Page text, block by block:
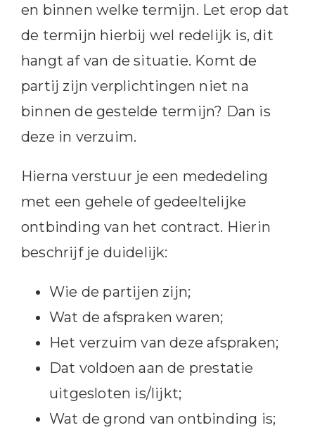
en binnen welke termijn. Let erop dat
de termijn hierbij wel redelijk is, dit
hangt af van de situatie. Komt de
partij zijn verplichtingen niet na
binnen de gestelde termijn? Dan is
deze in verzuim.
Hierna verstuur je een mededeling
met een gehele of gedeeltelijke
ontbinding van het contract. Hierin
beschrijf je duidelijk:
Wie de partijen zijn;
Wat de afspraken waren;
Het verzuim van deze afspraken;
Dat voldoen aan de prestatie
uitgesloten is/lijkt;
Wat de grond van ontbinding is;